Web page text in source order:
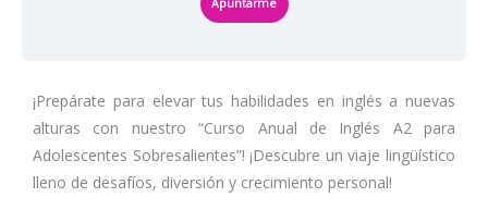
Apuntarme
¡Prepárate para elevar tus habilidades en inglés a nuevas
alturas con nuestro “Curso Anual de Inglés A2 para
Adolescentes Sobresalientes”! ¡Descubre un viaje lingüístico
lleno de desafíos, diversión y crecimiento personal!